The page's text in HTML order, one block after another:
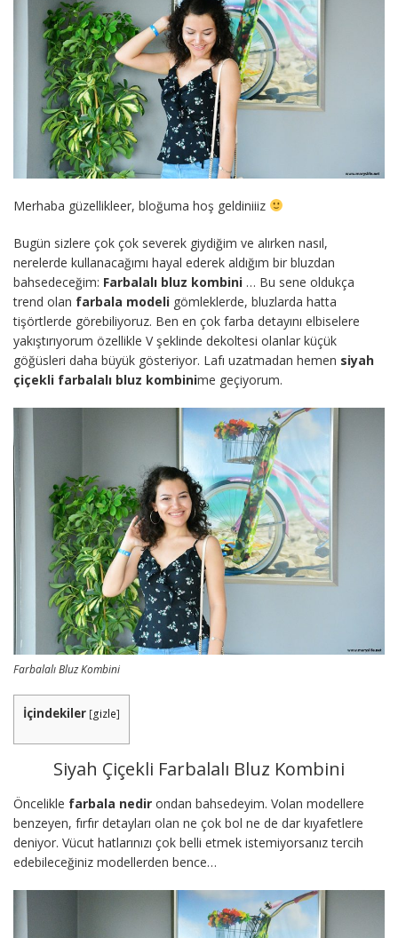
Merhaba güzellikleer, bloğuma hoş geldiniiiz
Bugün sizlere çok çok severek giydiğim ve alırken nasıl,
nerelerde kullanacağımı hayal ederek aldığım bir bluzdan
bahsedeceğim: Farbalalı bluz kombini … Bu sene oldukça
trend olan farbala modeli gömleklerde, bluzlarda hatta
tişörtlerde görebiliyoruz. Ben en çok farba detayını elbiselere
yakıştırıyorum özellikle V şeklinde dekoltesi olanlar küçük
göğüsleri daha büyük gösteriyor. Lafı uzatmadan hemen siyah
çiçekli farbalalı bluz kombinime geçiyorum.
Farbalalı Bluz Kombini
İçindekiler [gizle]
Siyah Çiçekli Farbalalı Bluz Kombini
Öncelikle farbala nedir ondan bahsedeyim. Volan modellere
benzeyen, fırfır detayları olan ne çok bol ne de dar kıyafetlere
deniyor. Vücut hatlarınızı çok belli etmek istemiyorsanız tercih
edebileceğiniz modellerden bence…